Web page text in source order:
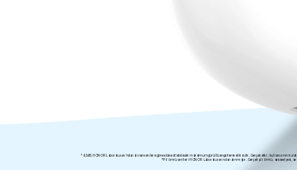
*42 dB, HONOR Laboratuvarı'ndan alınan verilere göre elde edilebilecek maksimum gürültü engelleme etkisidir. Gerçek etki; kullanıcının
*Pil ömrü verileri HONOR Laboratuvarından alınmıştır. Gerçek pil ömrü; ses seviyesi,